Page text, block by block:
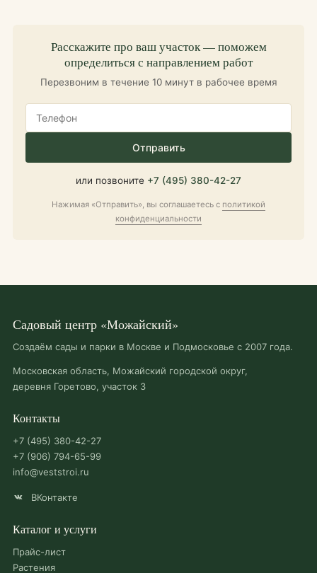
Расскажите про ваш участок — поможем
определиться с направлением работ
Перезвоним в течение 10 минут в рабочее время
Отправить
или позвоните +7 (495) 380-42-27
Нажимая «Отправить», вы соглашаетесь с политикой
конфиденциальности
Садовый центр «Можайский»
Создаём сады и парки в Москве и Подмосковье с 2007 года.
Московская область, Можайский городской округ,
деревня Горетово, участок 3
Контакты
+7 (495) 380-42-27
+7 (906) 794-65-99
info@veststroi.ru
ВКонтакте
Каталог и услуги
Прайс-лист
Растения